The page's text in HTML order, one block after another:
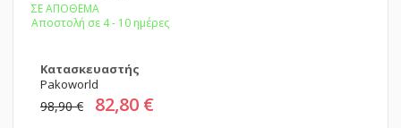
ΣΕ ΑΠΟΘΕΜΑ
Αποστολή σε 4 - 10 ημέρες
Κατασκευαστής
Pakoworld
98,90 € 82,80 €